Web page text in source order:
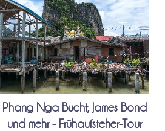
Phang Nga Bucht, James Bond
und mehr - Frühaufsteher-Tour